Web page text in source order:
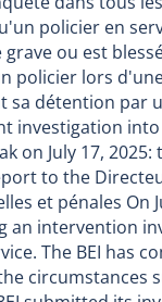
policier en
ou est
policier lors
sa détention par
investigation
on July 17, 2025:
to the
et pénales On
an intervention
The BEI has
circumstances